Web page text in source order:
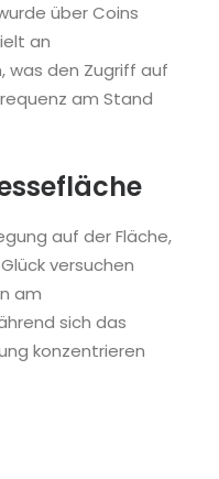
über Coins
an
was den Zugriff auf
am Stand
auf der Fläche,
versuchen
am
sich das
konzentrieren